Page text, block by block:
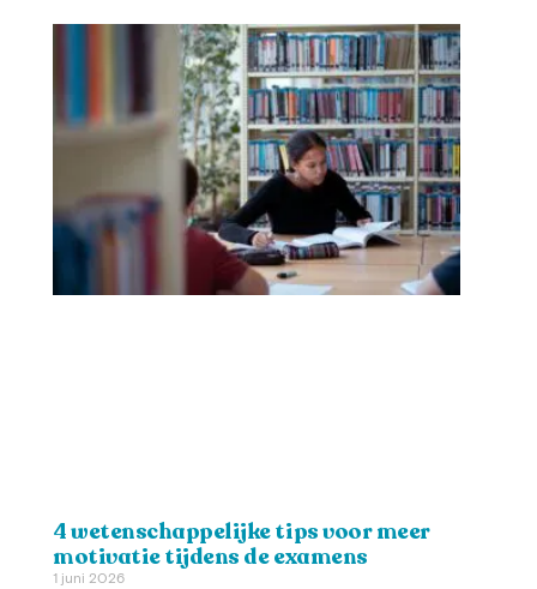
4 wetenschappelijke tips voor meer
motivatie tijdens de examens
1 juni 2026